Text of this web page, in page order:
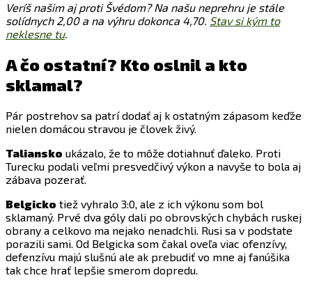
Veríš našim aj proti Švédom? Na našu neprehru je stále
solídnych 2,00 a na výhru dokonca 4,70. Stav si kým to
neklesne tu.
A čo ostatní? Kto oslnil a kto
sklamal?
Pár postrehov sa patrí dodať aj k ostatným zápasom keďže
nielen domácou stravou je človek živý.
Taliansko ukázalo, že to môže dotiahnuť ďaleko. Proti
Turecku podali veľmi presvedčivý výkon a navyše to bola aj
zábava pozerať.
Belgicko tiež vyhralo 3:0, ale z ich výkonu som bol
sklamaný. Prvé dva góly dali po obrovských chybách ruskej
obrany a celkovo ma nejako nenadchli. Rusi sa v podstate
porazili sami. Od Belgicka som čakal oveľa viac ofenzívy,
defenzívu majú slušnú ale ak prebudiť vo mne aj fanúšika
tak chce hrať lepšie smerom dopredu.